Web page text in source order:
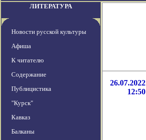
ЛИТЕРАТУРА
Новости русской культуры
Афиша
К читателю
Содержание
Публицистика
"Курск"
Кавказ
Балканы
26.07.2022
12:50